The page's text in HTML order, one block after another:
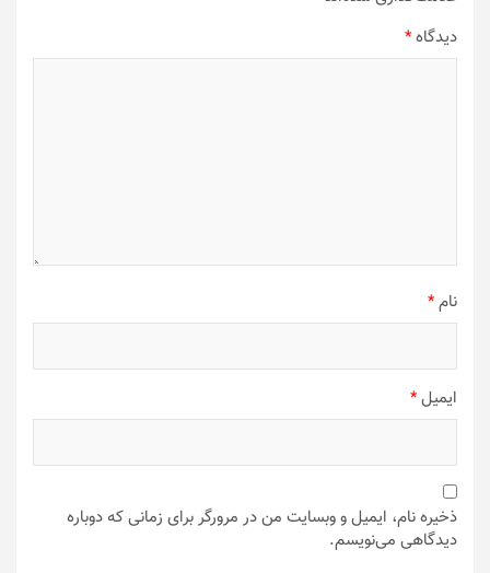
دیدگاه*
نام*
ایمیل*
ذخیره نام، ایمیل و وبسایت من در مرورگر برای زمانی که دوباره
دیدگاهی می‌نویسم.